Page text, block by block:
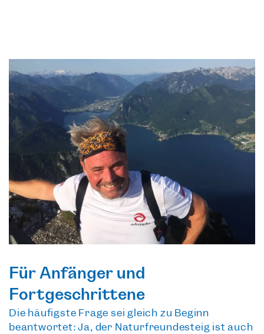
Für Anfänger und
Fortgeschrittene
Die häufigste Frage sei gleich zu Beginn
beantwortet: Ja, der Naturfreundesteig ist auch